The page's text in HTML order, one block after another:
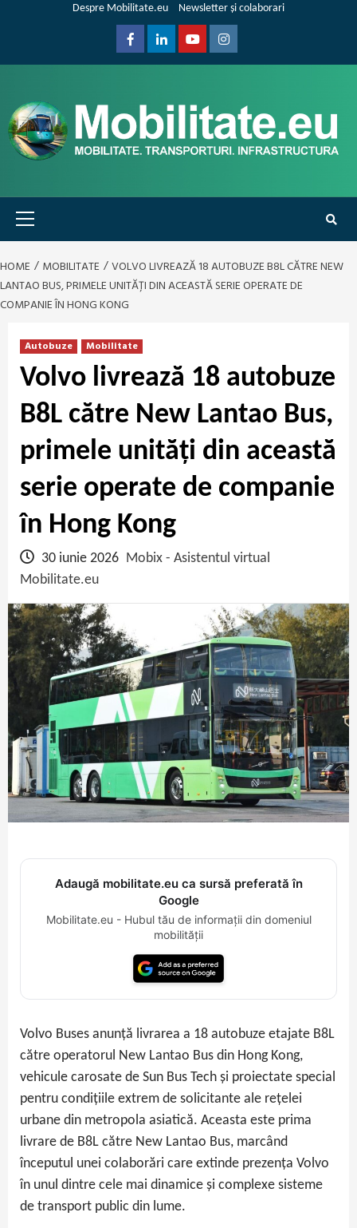
Despre Mobilitate.eu Newsletter și colaborari
FacebookLinkedinYoutubeInstagram
Primary
Menu
HOME MOBILITATE
VOLVO LIVREAZĂ 18 AUTOBUZE B8L CĂTRE NEW
LANTAO BUS, PRIMELE UNITĂȚI DIN ACEASTĂ SERIE OPERATE DE
COMPANIE ÎN HONG KONG
Autobuze Mobilitate
Volvo livrează 18 autobuze
B8L către New Lantao Bus,
primele unități din această
serie operate de companie
în Hong Kong
30 iunie 2026 Mobix - Asistentul virtual
Mobilitate.eu
Adaugă mobilitate.eu ca sursă preferată în
Google
Mobilitate.eu - Hubul tău de informații din domeniul
mobilității
Volvo Buses anunță livrarea a 18 autobuze etajate B8L
către operatorul New Lantao Bus din Hong Kong,
vehicule carosate de Sun Bus Tech și proiectate special
pentru condițiile extrem de solicitante ale rețelei
urbane din metropola asiatică. Aceasta este prima
livrare de B8L către New Lantao Bus, marcând
începutul unei colaborări care extinde prezența Volvo
în unul dintre cele mai dinamice și complexe sisteme
de transport public din lume.